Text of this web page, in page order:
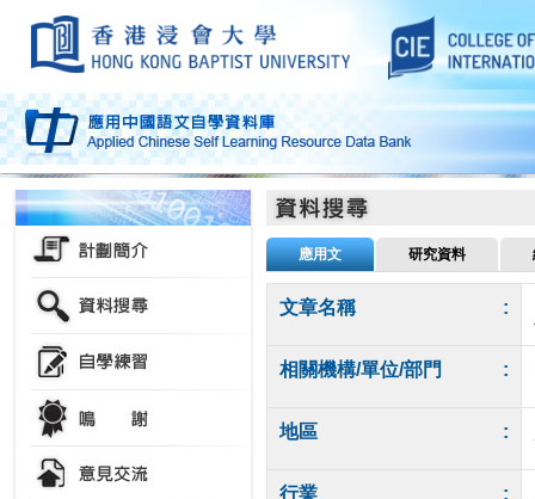
應用文 研究資料
文章名稱 :
相關機構/單位/部門 :
地區 :
行業 :